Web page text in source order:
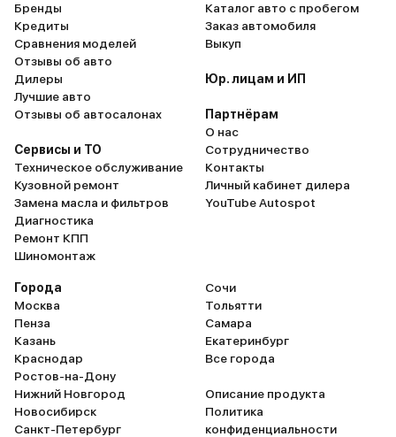
Бренды
Кредиты
Сравнения моделей
Отзывы об авто
Дилеры
Лучшие авто
Отзывы об автосалонах
Сервисы и ТО
Техническое обслуживание
Кузовной ремонт
Замена масла и фильтров
Диагностика
Ремонт КПП
Шиномонтаж
Каталог авто с пробегом
Заказ автомобиля
Выкуп
Юр. лицам и ИП
Партнёрам
О нас
Сотрудничество
Контакты
Личный кабинет дилера
YouTube Autospot
Города
Москва
Пенза
Казань
Краснодар
Ростов-на-Дону
Нижний Новгород
Новосибирск
Санкт-Петербург
Сочи
Тольятти
Самара
Екатеринбург
Все города
Описание продукта
Политика
конфиденциальности